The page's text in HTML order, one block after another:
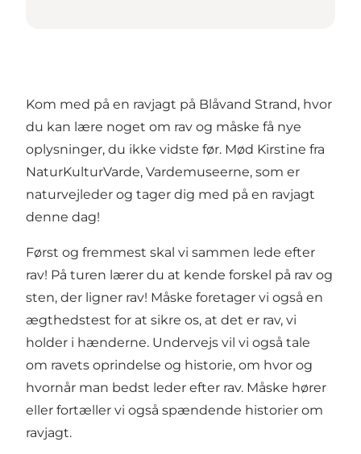
Kom med på en ravjagt på Blåvand Strand, hvor
du kan lære noget om rav og måske få nye
oplysninger, du ikke vidste før. Mød Kirstine fra
NaturKulturVarde, Vardemuseerne, som er
naturvejleder og tager dig med på en ravjagt
denne dag!
Først og fremmest skal vi sammen lede efter
rav! På turen lærer du at kende forskel på rav og
sten, der ligner rav! Måske foretager vi også en
ægthedstest for at sikre os, at det er rav, vi
holder i hænderne. Undervejs vil vi også tale
om ravets oprindelse og historie, om hvor og
hvornår man bedst leder efter rav. Måske hører
eller fortæller vi også spændende historier om
ravjagt.